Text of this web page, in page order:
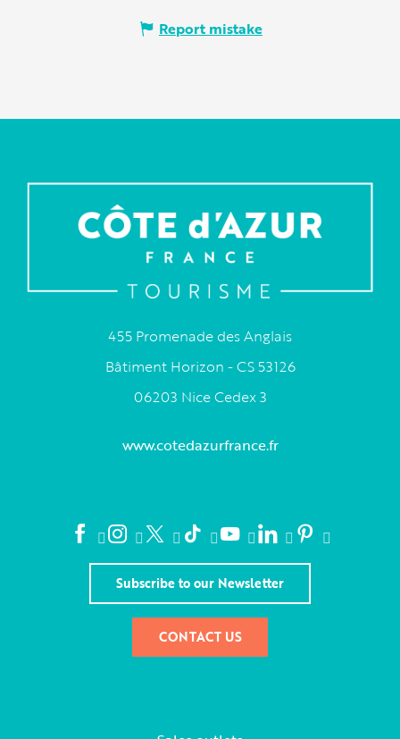
Report mistake
455 Promenade des Anglais
Bâtiment Horizon - CS 53126
06203 Nice Cedex 3
www.cotedazurfrance.fr
Subscribe to our Newsletter
CONTACT US